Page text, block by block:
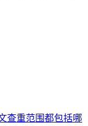
查重范围都包括哪